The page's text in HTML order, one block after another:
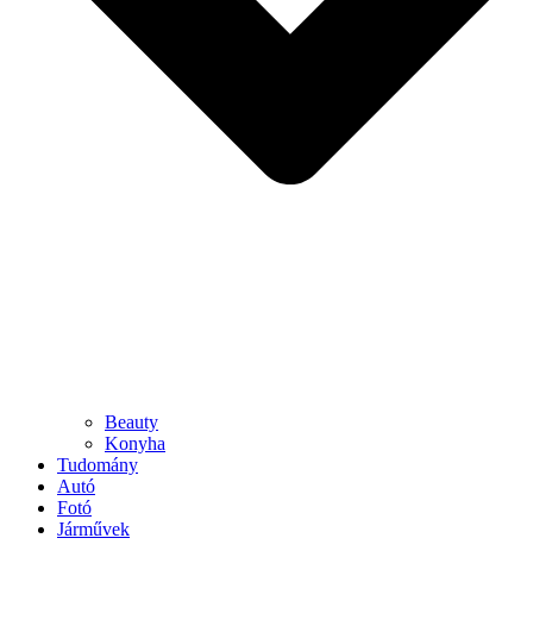
Beauty
Konyha
Tudomány
Autó
Fotó
Járművek